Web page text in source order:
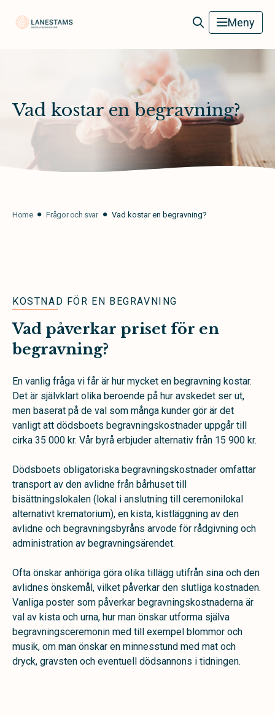
Meny
Vad kostar en begravning?
Home Frågor och svar Vad kostar en begravning?
KOSTNAD FÖR EN BEGRAVNING
Vad påverkar priset för en
begravning?
En vanlig fråga vi får är hur mycket en begravning kostar.
Det är självklart olika beroende på hur avskedet ser ut,
men baserat på de val som många kunder gör är det
vanligt att dödsboets begravningskostnader uppgår till
cirka 35 000 kr. Vår byrå erbjuder alternativ från 15 900 kr.
Dödsboets obligatoriska begravningskostnader omfattar
transport av den avlidne från bårhuset till
bisättningslokalen (lokal i anslutning till ceremonilokal
alternativt krematorium), en kista, kistläggning av den
avlidne och begravningsbyråns arvode för rådgivning och
administration av begravningsärendet.
Ofta önskar anhöriga göra olika tillägg utifrån sina och den
avlidnes önskemål, vilket påverkar den slutliga kostnaden.
Vanliga poster som påverkar begravningskostnaderna är
val av kista och urna, hur man önskar utforma själva
begravningsceremonin med till exempel blommor och
musik, om man önskar en minnesstund med mat och
dryck, gravsten och eventuell dödsannons i tidningen.